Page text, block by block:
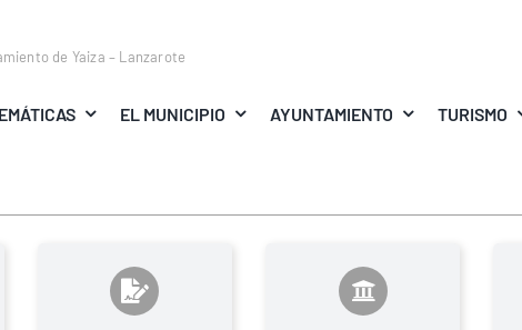
de Yaiza – Lanzarote
EL MUNICIPIO AYUNTAMIENTO TURISMO